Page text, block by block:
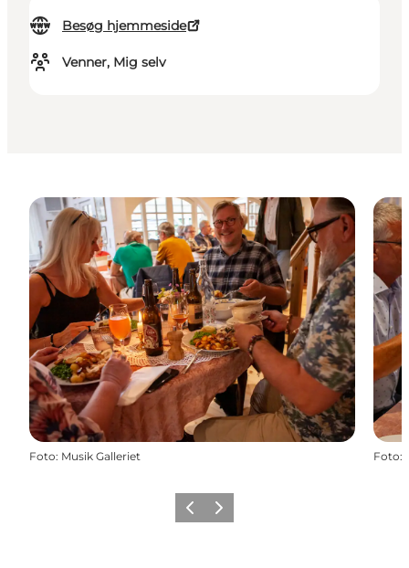
Besøg hjemmeside
Venner, Mig selv
Foto: Musik Galleriet Foto:
ForrigeNæste